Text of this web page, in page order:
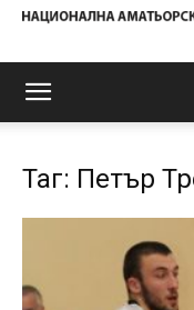
Таг: Петър